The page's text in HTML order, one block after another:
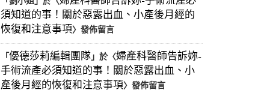
須知道的事！關於惡露出血、小產後月經的
恢復和注意事項〉發佈留言
「優德莎莉編輯團隊」於〈婦產科醫師告訴妳-
手術流產必須知道的事！關於惡露出血、小
產後月經的恢復和注意事項〉發佈留言